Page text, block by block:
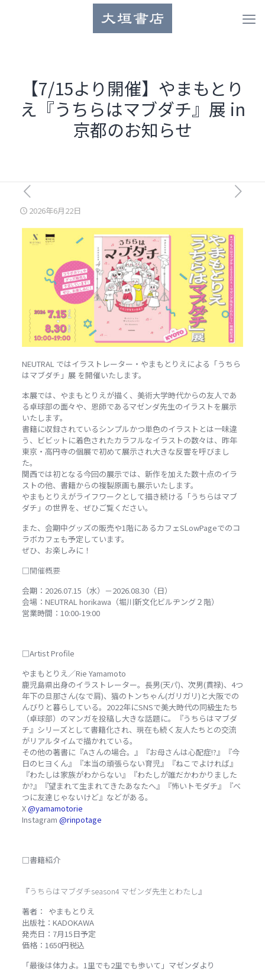
【7/15より開催】やまもとり
え『うちらはマブダチ』展 in
京都のお知らせ
2026年6月22日
NEUTRAL ではイラストレーター・やまもとりえによる「うちら
はマブダチ」展 を開催いたします。
本展では、やまもとりえが描く、美術大学時代からの友人であ
る卓球部の面々や、恩師であるマゼンダ先生のイラストを展示
いたします。
書籍に収録されているシンプルかつ単色のイラストとは一味違
う、ビビットに着色されたカラフルなイラストの数々は、昨年
東京・高円寺の個展で初めて展示され大きな反響を呼びまし
た。
関西では初となる今回の展示では、新作を加えた数十点のイラ
ストの他、書籍からの複製原画も展示いたします。
やまもとりえがライフワークとして描き続ける「うちらはマブ
ダチ」の世界を、ぜひご覧ください。
また、会期中グッズの販売や1階にあるカフェSLowPageでのコ
ラボカフェも予定しています。
ぜひ、お楽しみに！
□開催概要
会期：2026.07.15（水）－2026.08.30（日）
会場：NEUTRAL horikawa（堀川新文化ビルヂング２階）
営業時間：10:00-19:00
□Artist Profile
やまもとりえ／Rie Yamamoto
鹿児島県出身のイラストレーター。長男(天パ)、次男(貫禄)、4つ
年下の旦那さん(なで肩)、猫のトンちゃん(ガリガリ)と大阪での
んびりと暮らしている。2022年にSNSで美大時代の同級生たち
（卓球部）のマンガを投稿し大きな話題に。『うちらはマブダ
チ』シリーズとして書籍化され、現在も続く友人たちとの交流
がリアルタイムで描かれている。
その他の著書に『Aさんの場合。』『お母さんは心配症!?』『今
日のヒヨくん』『本当の頑張らない育児』『ねこでよければ』
『わたしは家族がわからない』『わたしが誰だかわかりました
か?』『望まれて生まれてきたあなたへ』『怖いトモダチ』『べ
つに友達じゃないけど』などがある。
X@yamamotorie
Instagram @rinpotage
□書籍紹介
『うちらはマブダチseason4 マゼンダ先生とわたし』
著者： やまもとりえ
出版社：KADOKAWA
発売日：7月15日予定
価格：1650円税込
「最後は体力よ。1里でも2里でも歩いて」マゼンダより